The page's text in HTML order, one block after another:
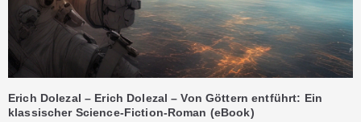
Erich Dolezal – Erich Dolezal – Von Göttern entführt: Ein
klassischer Science-Fiction-Roman (eBook)